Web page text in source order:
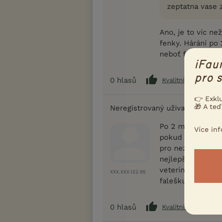
zeptatna vase
Ano, je to víc
fenky. Hárání po
neboť fena tak
0 hlasů Kvalitní příspěvek
Neregistrovaný uživatel
XXX.XXX.122.95
Po 2 měsících
pokud hárala
pro
nejlepším.
veterinář dle
falešku,
0 hlasů Kvalitní příspěvek
pro
👉
🎁 A
Více